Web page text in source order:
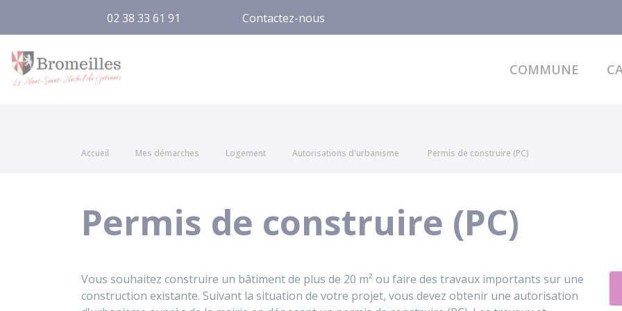
02 38 33 61 91 Contactez-nous
COMMUNE
Accueil Mes démarches Logement Autorisations d'urbanisme Permis de construire (PC)
Permis de construire (PC)
Vous souhaitez construire un bâtiment de plus de 20 m² ou faire des travaux importants sur une
construction existante. Suivant la situation de votre projet, vous devez obtenir une autorisation